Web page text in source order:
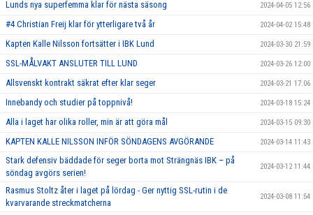
Lunds nya superfemma klar för nästa säsong 2024-04-05 12:56
#4 Christian Freij klar för ytterligare två år 2024-04-02 15:48
Kapten Kalle Nilsson fortsätter i IBK Lund 2024-03-30 21:59
SSL-MÅLVAKT ANSLUTER TILL LUND 2024-03-26 12:00
Allsvenskt kontrakt säkrat efter klar seger 2024-03-21 17:06
Innebandy och studier på toppnivå! 2024-03-18 15:24
Alla i laget har olika roller, min är att göra mål 2024-03-15 09:30
KAPTEN KALLE NILSSON INFÖR SÖNDAGENS AVGÖRANDE 2024-03-14 11:43
Stark defensiv bäddade för seger borta mot Strängnäs IBK – på
söndag avgörs serien!
2024-03-12 11:44
Rasmus Stoltz åter i laget på lördag - Ger nyttig SSL-rutin i de
kvarvarande streckmatcherna
2024-03-08 11:54